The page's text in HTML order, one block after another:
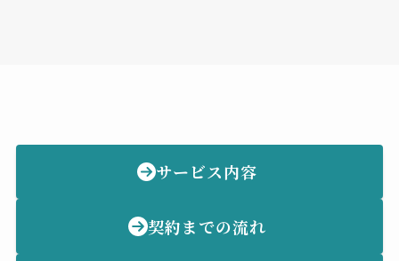
サービス内容
契約までの流れ